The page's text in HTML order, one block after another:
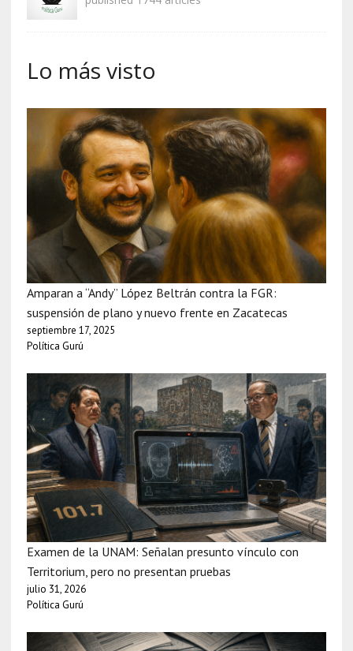
Lo más visto
Amparan a “Andy” López Beltrán contra la FGR:
suspensión de plano y nuevo frente en Zacatecas
septiembre 17, 2025
Política Gurú
Examen de la UNAM: Señalan presunto vínculo con
Territorium, pero no presentan pruebas
julio 31, 2026
Política Gurú